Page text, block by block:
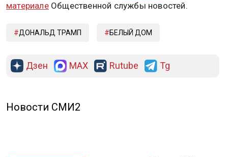
материалеОбщественной службы новостей.
ДОНАЛЬД ТРАМП БЕЛЫЙ ДОМ
Дзен MAX Rutube Tg
Новости СМИ2